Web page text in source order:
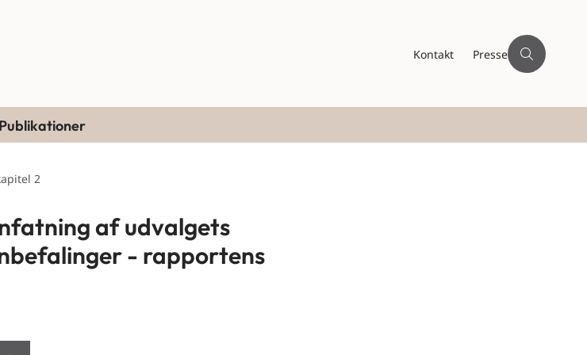
Kontakt Presse
Publikationer
2
af udvalgets
- rapportens